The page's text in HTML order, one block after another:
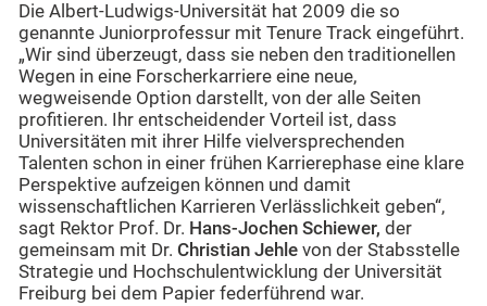
Die Albert-Ludwigs-Universität hat 2009 die so
genannte Juniorprofessur mit Tenure Track eingeführt.
„Wir sind überzeugt, dass sie neben den traditionellen
Wegen in eine Forscherkarriere eine neue,
wegweisende Option darstellt, von der alle Seiten
profitieren. Ihr entscheidender Vorteil ist, dass
Universitäten mit ihrer Hilfe vielversprechenden
Talenten schon in einer frühen Karrierephase eine klare
Perspektive aufzeigen können und damit
wissenschaftlichen Karrieren Verlässlichkeit geben“,
sagt Rektor Prof. Dr. Hans-Jochen Schiewer, der
gemeinsam mit Dr. Christian Jehle von der Stabsstelle
Strategie und Hochschulentwicklung der Universität
Freiburg bei dem Papier federführend war.